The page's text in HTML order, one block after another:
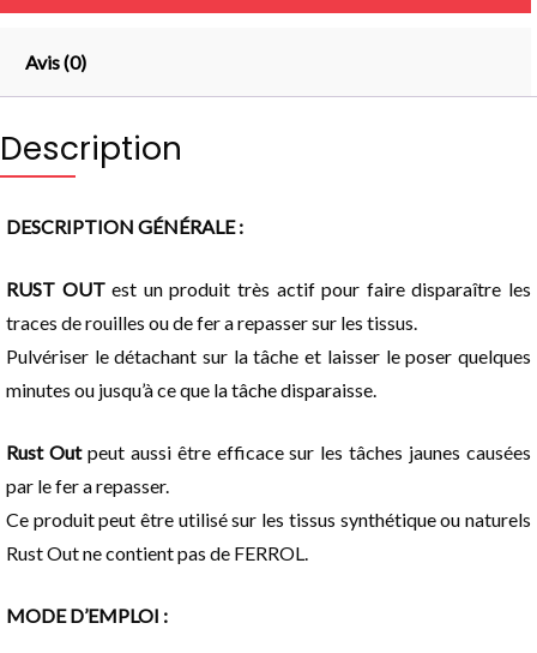
Avis (0)
Description
DESCRIPTION GÉNÉRALE :
RUST OUTest un produit très actif pour faire disparaître les
traces de rouilles ou de fer a repasser sur les tissus.
Pulvériser le détachant sur la tâche et laisser le poser quelques
minutes ou jusqu’à ce que la tâche disparaisse.
Rust Outpeut aussi être efficace sur les tâches jaunes causées
par le fer a repasser.
Ce produit peut être utilisé sur les tissus synthétique ou naturels
Rust Out ne contient pas de FERROL.
MODE D’EMPLOI :